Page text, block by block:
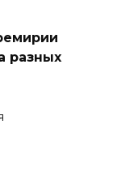
разных